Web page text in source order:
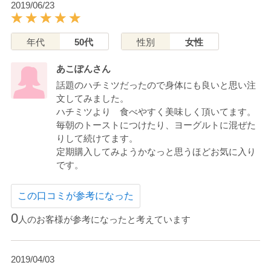
2019/06/23
年代 50代 性別 女性
あこぽんさん
話題のハチミツだったので身体にも良いと思い注
文してみました。
ハチミツより 食べやすく美味しく頂いてます。
毎朝のトーストにつけたり、ヨーグルトに混ぜた
りして続けてます。
定期購入してみようかなっと思うほどお気に入り
です。
この口コミが参考になった
0人のお客様が参考になったと考えています
2019/04/03